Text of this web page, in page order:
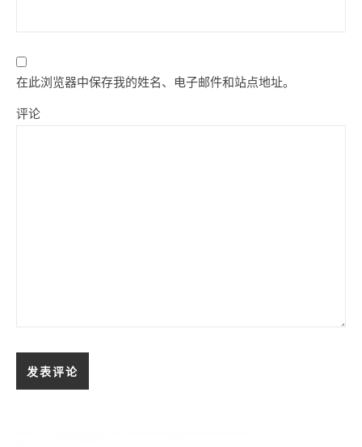
在此浏览器中保存我的姓名、电子邮件和站点地址。
评论